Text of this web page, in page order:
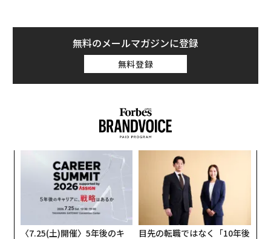
無料のメールマガジンに登録
無料登録
〈7.25(土)開催〉5年後のキ
目先の転職ではなく「10年後